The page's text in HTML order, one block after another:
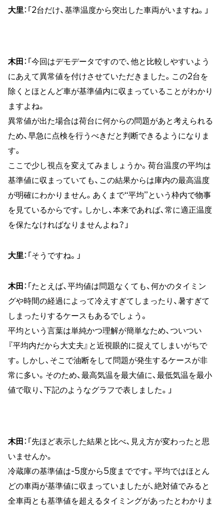
大里：「2台だけ、基準温度から突出した車両がいますね。」
木田 ：「今回はデモデータですので、他と比較しやすいよう
にあえて異常値を付けさせていただきました。この2台を
除くとほとんど車が基準値内に収まっていることがわかり
ますよね。
異常値が出た場合は荷台に何からの問題があと考えられる
ため、早急に点検を行うべきだと判断できるようになりま
す。
ここで少し視点を変えてみましょうか。荷台温度の平均は
基準値に収まっていても、この結果からは庫内の最高温度
が明確にわかりません。あくまで“平均”という枠内で物事
を見ているからです。しかし、本来であれば、常に適正温度
を保たなければなりませんよね？」
大里：「そうですね。」
木田 ：「たとえば、平均値は問題なくても、何かのタイミン
グや時間の経過によって冷えすぎてしまったり、暑すぎて
しまったりするケースもあるでしょう。
平均という言葉は単純かつ理解が簡単なため、ついつい
『平均内だから大丈夫』と近視眼的に捉えてしまいがちで
す。しかし、そこで油断をして問題が発生するケースが非
常に多い。そのため、最高気温を最大値に、最低気温を最小
値で取り、下記のようなグラフで表しました。」
木田 ：「先ほど表示した結果と比べ、見え方が変わったと思
いませんか。
冷蔵庫の基準値は-5度から5度までです。平均ではほとん
どの車両が基準値に収まっていましたが、絶対値でみると
全車両とも基準値を超えるタイミングがあったとわかりま